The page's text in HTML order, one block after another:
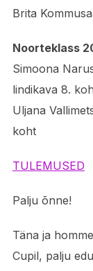
Brita
Noorteklass
Simoona
lindikava 8.
Uljana
koht
TULEMUSED
Palju õnne!
Täna ja
Cupil, palju